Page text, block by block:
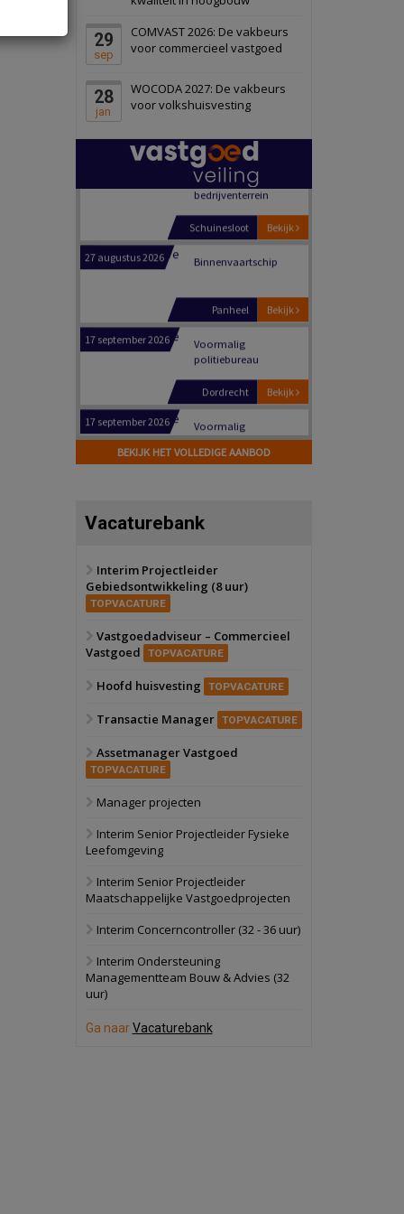
29
sep
COMVAST 2026: De vakbeurs
voor commercieel vastgoed
28
jan
WOCODA 2027: De vakbeurs
voor volkshuisvesting
Schiedam
22 september 2026 Attractiepark
Bekijk
Oranje
28 september 2026
bedrijventerrein
Schuinesloot
Bekijk
Panheel
politiebureau
Dordrecht
politiebureau
Hilversum
17 september 2026
Voormalig
Zwanenburg
6 oktober 2026
Oranje
28 september 2026
bedrijventerrein
Bekijk
Schuinesloot
politiebureau
17 september 2026
Voormalig
BEKIJK HET VOLLEDIGE AANBOD
Vacaturebank
Interim Projectleider
Gebiedsontwikkeling (8 uur)
TOPVACATURE
Vastgoedadviseur – Commercieel
Vastgoed
TOPVACATURE
Hoofd huisvesting TOPVACATURE
Transactie Manager TOPVACATURE
Assetmanager Vastgoed
TOPVACATURE
Manager projecten
Interim Senior Projectleider Fysieke
Leefomgeving
Interim Senior Projectleider
Maatschappelijke Vastgoedprojecten
Interim Concerncontroller (32 - 36 uur)
Interim Ondersteuning
Managementteam Bouw & Advies (32
uur)
Ga naarVacaturebank